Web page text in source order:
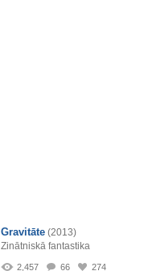
Gravitāte (2013)
Zinātniskā fantastika
2,457 66 274